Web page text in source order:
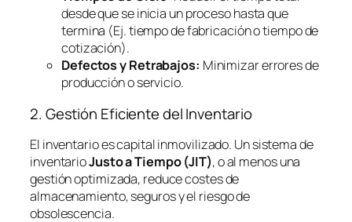
desde que se inicia un proceso hasta que
termina (Ej. tiempo de fabricación o tiempo de
cotización).
Defectos y Retrabajos: Minimizar errores de
producción o servicio.
2. Gestión Eficiente del Inventario
El inventario es capital inmovilizado. Un sistema de
inventarioJusto a Tiempo (JIT), o al menos una
gestión optimizada, reduce costes de
almacenamiento, seguros y el riesgo de
obsolescencia.